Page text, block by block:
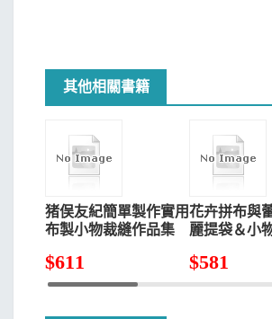
其他相關書籍
猪俣友紀簡單製作實用
布製小物裁縫作品集
$611
花卉拼布與
麗提袋＆小
$581